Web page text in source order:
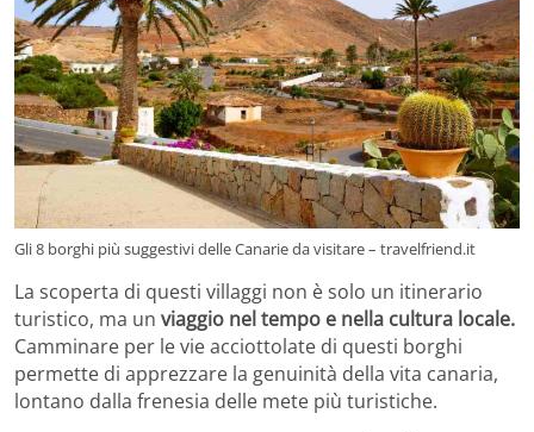
Gli 8 borghi più suggestivi delle Canarie da visitare – travelfriend.it
La scoperta di questi villaggi non è solo un itinerario
turistico, ma un viaggio nel tempo e nella cultura locale.
Camminare per le vie acciottolate di questi borghi
permette di apprezzare la genuinità della vita canaria,
lontano dalla frenesia delle mete più turistiche.